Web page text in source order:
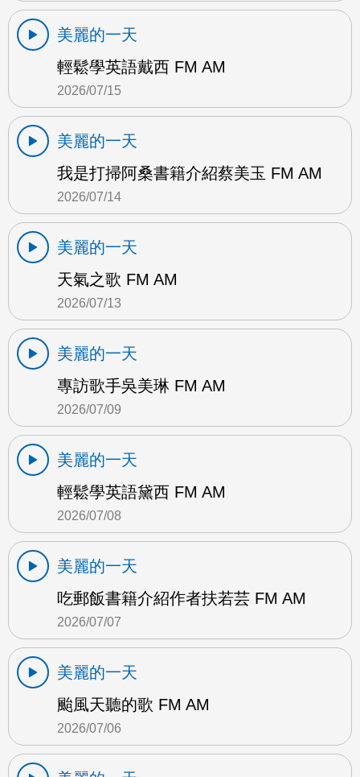
美麗的一天
輕鬆學英語戴西 FM AM
2026/07/15
美麗的一天
我是打掃阿桑書籍介紹蔡美玉 FM AM
2026/07/14
美麗的一天
天氣之歌 FM AM
2026/07/13
美麗的一天
專訪歌手吳美琳 FM AM
2026/07/09
美麗的一天
輕鬆學英語黛西 FM AM
2026/07/08
美麗的一天
吃郵飯書籍介紹作者扶若芸 FM AM
2026/07/07
美麗的一天
颱風天聽的歌 FM AM
2026/07/06